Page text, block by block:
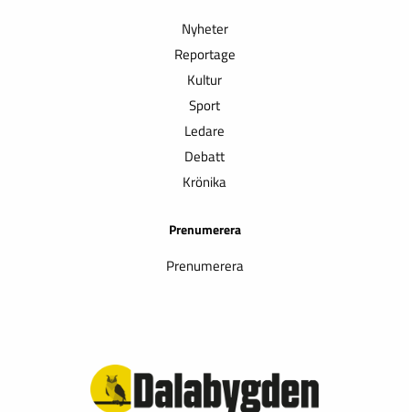
Nyheter
Reportage
Kultur
Sport
Ledare
Debatt
Krönika
Prenumerera
Prenumerera